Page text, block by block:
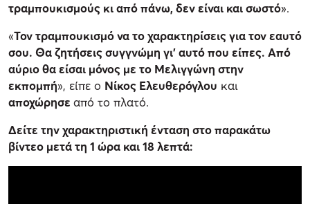
τραμπουκισμούς κι από πάνω, δεν είναι και σωστό».
«Τον τραμπουκισμό να το χαρακτηρίσεις για τον εαυτό
σου. Θα ζητήσεις συγγνώμη γι' αυτό που είπες. Από
αύριο θα είσαι μόνος με το Μελιγγώνη στην
εκπομπή», είπε ο Νίκος Ελευθερόγλου και
αποχώρησε από το πλατό.
Δείτε την χαρακτηριστική ένταση στο παρακάτω
βίντεο μετά τη 1 ώρα και 18 λεπτά: